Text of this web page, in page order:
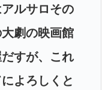
ルサロその
劇の映画館
すが、これ
よろしくと